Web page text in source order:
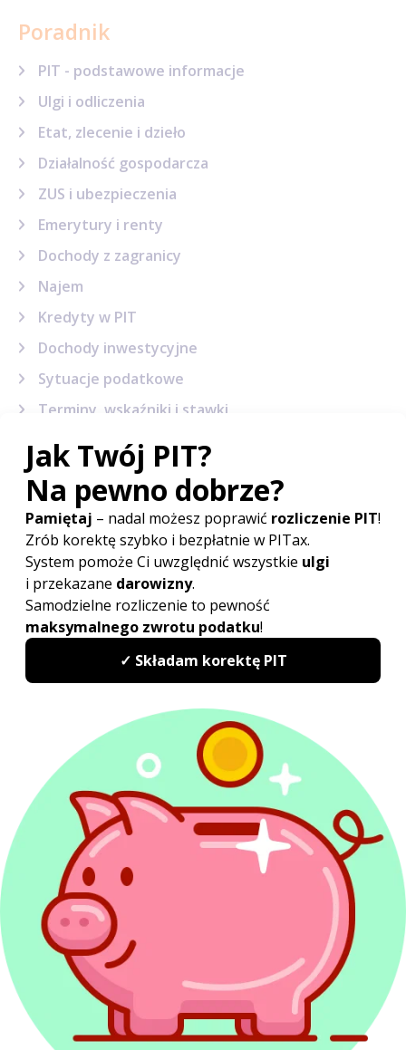
Poradnik
PIT - podstawowe informacje
Ulgi i odliczenia
Etat, zlecenie i dzieło
Działalność gospodarcza
ZUS i ubezpieczenia
Emerytury i renty
Dochody z zagranicy
Najem
Kredyty w PIT
Dochody inwestycyjne
Sytuacje podatkowe
Terminy, wskaźniki i stawki
Sprawy urzędowe
Formularze podatkowe
Korekta PIT
Powiązane artykuły
Ulga prorodzinna w 2027
Do kiedy PIT 2027?
Kwota wolna od podatku 2027
Rozliczenie PIT Wspólnie z małżonkiem
Odliczanie straty w PIT
Redakcja PITax
Opinie